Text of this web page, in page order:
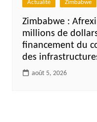
Actualité Zimbabwe
Zimbabwe :
millions de
financement du
des
août 5, 2026